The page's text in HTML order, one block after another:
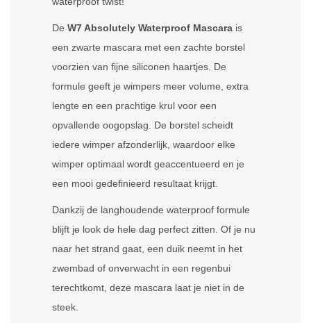
De W7 Absolutely Waterproof Mascara is
een zwarte mascara met een zachte borstel
voorzien van fijne siliconen haartjes. De
formule geeft je wimpers meer volume, extra
lengte en een prachtige krul voor een
opvallende oogopslag. De borstel scheidt
iedere wimper afzonderlijk, waardoor elke
wimper optimaal wordt geaccentueerd en je
een mooi gedefinieerd resultaat krijgt.
Dankzij de langhoudende waterproof formule
blijft je look de hele dag perfect zitten. Of je nu
naar het strand gaat, een duik neemt in het
zwembad of onverwacht in een regenbui
terechtkomt, deze mascara laat je niet in de
steek.